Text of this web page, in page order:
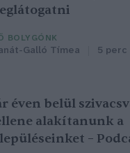
BOLYGÓNK
Galló Tímea 5 perc
éven belül
alakítanunk a
–